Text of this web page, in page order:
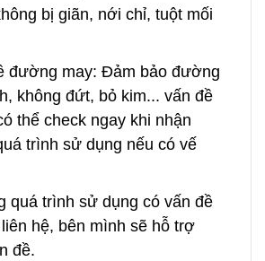
bị giãn, nới chỉ, tuột mối
đường may: Đảm bảo đường
không đứt, bỏ kim... vấn đề
thể check ngay khi nhận
trình sử dụng nếu có vế
quá trình sử dụng có vấn đề
hệ, bên mình sẽ hỗ trợ
đề.